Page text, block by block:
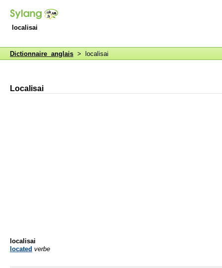
localisai
Dictionnaire anglais > localisai
Localisai
localisai
located verbe